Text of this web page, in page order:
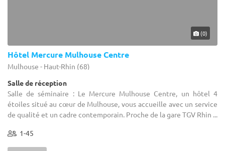
(0)
Hôtel Mercure Mulhouse Centre
Mulhouse - Haut-Rhin (68)
Salle de réception
Salle de séminaire : Le Mercure Mulhouse Centre, un hôtel 4
étoiles situé au cœur de Mulhouse, vous accueille avec un service
de qualité et un cadre contemporain. Proche de la gare TGV Rhin ...
1-45